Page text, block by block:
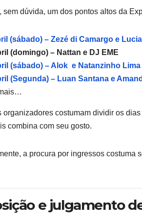
sem dúvida, um dos pontos altos da
(sábado) – Zezé di Camargo e
(domingo) – Nattan e DJ EME
(sábado) – Alok e Natanzinho Lima
(Segunda) – Luan Santana e
organizadores costumam dividir os
combina com seu gosto.
a procura por ingressos costuma
e julgamento